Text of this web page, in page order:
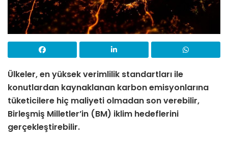
Ülkeler, en yüksek verimlilik standartları ile
konutlardan kaynaklanan karbon emisyonlarına
tüketicilere hiç maliyeti olmadan son verebilir,
Birleşmiş Milletler’in (BM) iklim hedeflerini
gerçekleştirebilir.